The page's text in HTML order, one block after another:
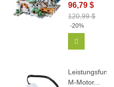
96,79 $
120,99 $
-20%
M-Motor...